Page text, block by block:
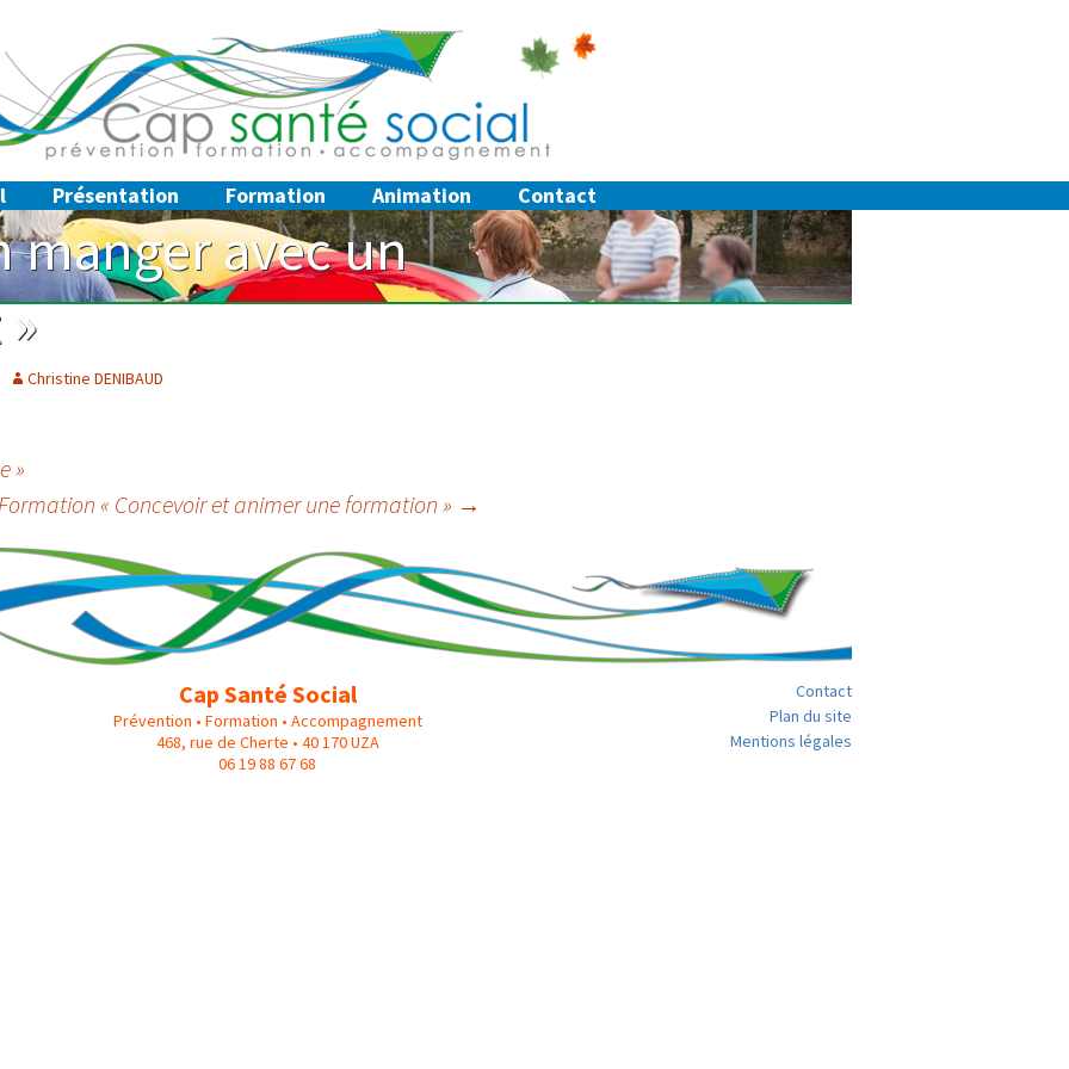
Présentation
A propos
Mon parcours
Mon approche
Références
Formation
Animation
Petite enfance et
parentalité
Prévention Santé
Citoyenneté
Contact
manger avec un
Christine DENIBAUD
»
« Concevoir et animer une formation » →
Cap Santé Social
Prévention • Formation • Accompagnement
468, rue de Cherte • 40 170 UZA
06 19 88 67 68
Contact
Plan du site
Mentions légales